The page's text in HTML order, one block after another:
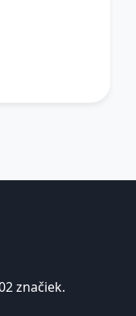
značiek.